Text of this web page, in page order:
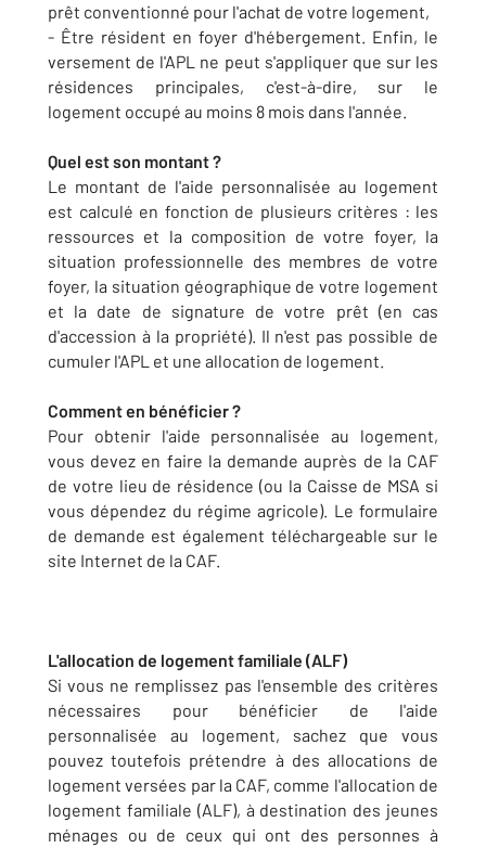
prêt conventionné pour l'achat de votre logement,
- Être résident en foyer d'hébergement. Enfin, le
versement de l'APL ne peut s'appliquer que sur les
résidences principales, c'est-à-dire, sur le
logement occupé au moins 8 mois dans l'année.
Quel est son montant ?
Le montant de l'aide personnalisée au logement
est calculé en fonction de plusieurs critères : les
ressources et la composition de votre foyer, la
situation professionnelle des membres de votre
foyer, la situation géographique de votre logement
et la date de signature de votre prêt (en cas
d'accession à la propriété). Il n'est pas possible de
cumuler l'APL et une allocation de logement.
Comment en bénéficier ?
Pour obtenir l'aide personnalisée au logement,
vous devez en faire la demande auprès de la CAF
de votre lieu de résidence (ou la Caisse de MSA si
vous dépendez du régime agricole). Le formulaire
de demande est également téléchargeable sur le
site Internet de la CAF.
L'allocation de logement familiale (ALF)
Si vous ne remplissez pas l'ensemble des critères
nécessaires pour bénéficier de l'aide
personnalisée au logement, sachez que vous
pouvez toutefois prétendre à des allocations de
logement versées par la CAF, comme l'allocation de
logement familiale (ALF), à destination des jeunes
ménages ou de ceux qui ont des personnes à